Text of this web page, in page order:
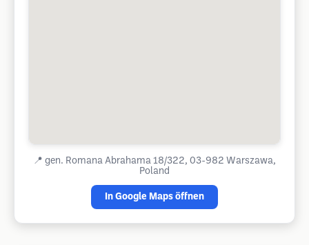
📍 gen. Romana Abrahama 18/322, 03-982 Warszawa,
Poland
In Google Maps öffnen